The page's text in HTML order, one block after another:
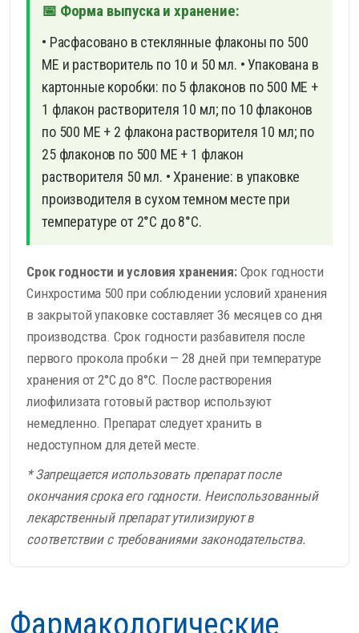
📅 Форма выпуска и хранение:
• Расфасовано в стеклянные флаконы по 500
МЕ и растворитель по 10 и 50 мл. • Упакована в
картонные коробки: по 5 флаконов по 500 МЕ +
1 флакон растворителя 10 мл; по 10 флаконов
по 500 МЕ + 2 флакона растворителя 10 мл; по
25 флаконов по 500 МЕ + 1 флакон
растворителя 50 мл. • Хранение: в упаковке
производителя в сухом темном месте при
температуре от 2°С до 8°С.
Срок годности и условия хранения:Срок годности
Синхростима 500 при соблюдении условий хранения
в закрытой упаковке составляет 36 месяцев со дня
производства. Срок годности разбавителя после
первого прокола пробки — 28 дней при температуре
хранения от 2°С до 8°С. После растворения
лиофилизата готовый раствор используют
немедленно. Препарат следует хранить в
недоступном для детей месте.
* Запрещается использовать препарат после
окончания срока его годности. Неиспользованный
лекарственный препарат утилизируют в
соответствии с требованиями законодательства.
Фармакологические